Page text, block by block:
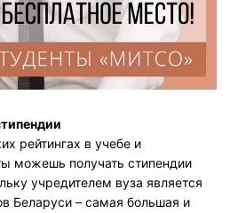
рейтингах в учебе и
можешь получать стипендии
учредителем вуза является
Беларуси – самая большая и